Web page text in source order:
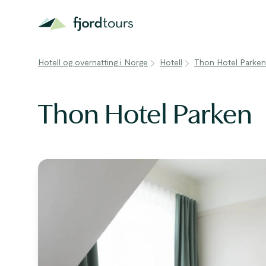
Hotell og overnatting i Norge Hotell Thon Hotel Parken
Thon Hotel Parken